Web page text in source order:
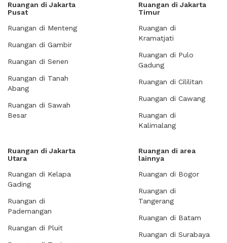
Ruangan di Jakarta
Pusat
Ruangan di Menteng
Ruangan di Gambir
Ruangan di Senen
Ruangan di Tanah
Abang
Ruangan di Sawah
Besar
Ruangan di Jakarta
Timur
Ruangan di
Kramatjati
Ruangan di Pulo
Gadung
Ruangan di Cililitan
Ruangan di Cawang
Ruangan di
Kalimalang
Ruangan di Jakarta
Utara
Ruangan di Kelapa
Gading
Ruangan di
Pademangan
Ruangan di Pluit
Ruangan di area
lainnya
Ruangan di Bogor
Ruangan di
Tangerang
Ruangan di Batam
Ruangan di Surabaya